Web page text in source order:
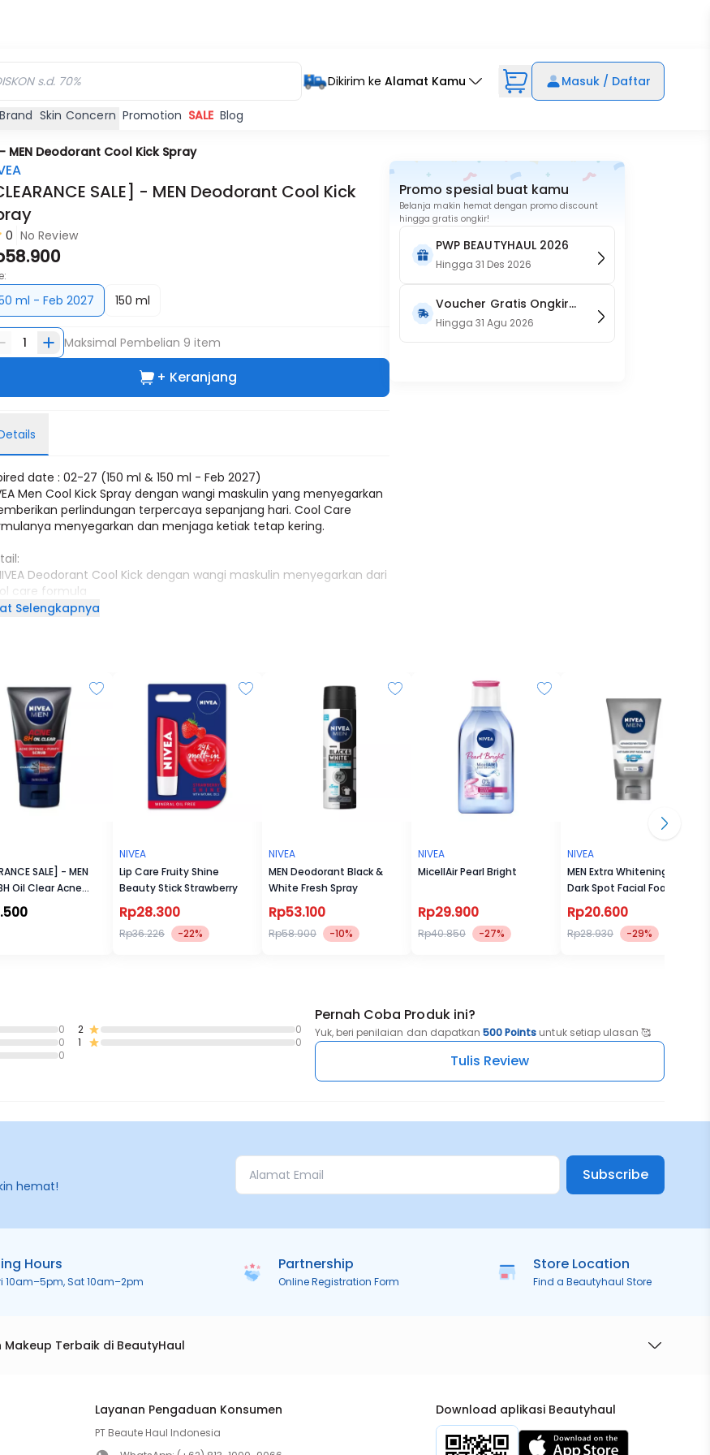
Dikirim ke Alamat Kamu Masuk / Daftar
Brand Skin Concern Promotion SALE Blog
- MEN Deodorant Cool Kick Spray
SALE] - MEN Deodorant Cool Kick
0 No Review
ml - Feb 2027 150 ml
1 Maksimal Pembelian 9 item
+ Keranjang
date : 02-27 (150 ml &150 ml - Feb 2027)
Men Cool Kick Spray dengan wangi maskulin yang menyegarkan
perlindungan terpercaya sepanjang hari. Cool Care
menyegarkan dan menjaga ketiak tetap kering.
Deodorant Cool Kick dengan wangi maskulin menyegarkan dari
care formula
48 jam dari keringat dan bau badan
penggunaan:
Kocok terlebih dulu sebelum digunakan
Jaga jarak 15cm antara ketiak dengan spray
Pastikan kamu mengaplikasikan secara merata pada ketiak yang
dikeringkan
Biarkan deodorant hingga benar-benar mengering sebelum
pakaian
Jangan gunakan deodorant pada kuilt ketiak yang iritasi
Selengkapnya
Promo spesial buat kamu
Belanja makin hemat dengan promo discount
hingga gratis ongkir!
PWP BEAUTYHAUL 2026
Hingga31 Des 2026
Voucher Gratis Ongkir
15RB (Only on Website)
Hingga31 Agu 2026
SALE] - MEN
Oil Clear Acne
+ Purify Scrub
NIVEA
Lip Care Fruity Shine
Beauty Stick Strawberry
Rp28.300
Rp36.226 -22%
NIVEA
MEN Deodorant Black &
White Fresh Spray
Rp53.100
Rp58.900 -10%
NIVEA
MicellAir Pearl Bright
Rp29.900
Rp40.850 -27%
NIVEA
MEN Extra Whitening Anti
Dark Spot Facial Foam
50ml
Rp20.600
Rp28.930 -29%
0
0
0
2
0
1
0
Pernah Coba Produk ini?
Yuk, beri penilaian dan dapatkan 500 Points untuk setiap ulasan 🥰
Tulis Review
hemat!
Subscribe
Hours
10am–5pm, Sat 10am–2pm
Partnership
Online Registration Form
Store Location
Find a Beautyhaul Store
Terbaik di BeautyHaul
Layanan Pengaduan Konsumen
PT Beaute Haul Indonesia
Download aplikasi Beautyhaul